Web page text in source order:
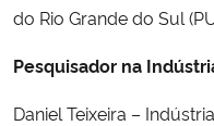
do Rio Grande do Sul
Pesquisador na
Daniel Teixeira –